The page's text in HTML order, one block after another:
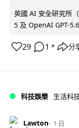
英國 AI 安全研究所
5 及 OpenAI GPT-
29 1 ↗ 分
科技娛樂 生活科
Lawton 1 日